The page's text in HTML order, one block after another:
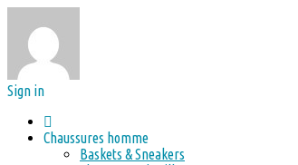
Sign in
Chaussures homme
Baskets & Sneakers